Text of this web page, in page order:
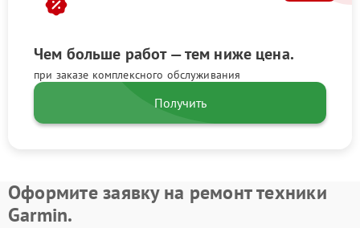
Чем больше работ — тем ниже цена.
при заказе комплексного обслуживания
Получить
Оформите заявку на ремонт техники
Garmin.